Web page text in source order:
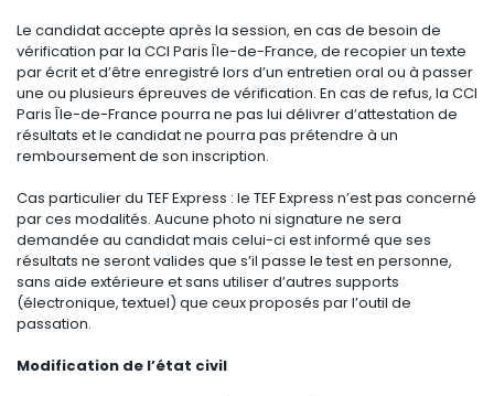
Le candidat accepte après la session, en cas de besoin de
vérification par la CCI Paris Île-de-France, de recopier un texte
par écrit et d’être enregistré lors d’un entretien oral ou à passer
une ou plusieurs épreuves de vérification. En cas de refus, la CCI
Paris Île-de-France pourra ne pas lui délivrer d’attestation de
résultats et le candidat ne pourra pas prétendre à un
remboursement de son inscription.
Cas particulier du TEF Express : le TEF Express n’est pas concerné
par ces modalités. Aucune photo ni signature ne sera
demandée au candidat mais celui-ci est informé que ses
résultats ne seront valides que s’il passe le test en personne,
sans aide extérieure et sans utiliser d’autres supports
(électronique, textuel) que ceux proposés par l’outil de
passation.
Modification de l’état civil